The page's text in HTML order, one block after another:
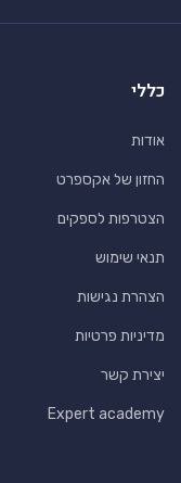
כללי
אודות
החזון של אקספרט
הצטרפות לספקים
תנאי שימוש
הצהרת נגישות
מדיניות פרטיות
יצירת קשר
Expert academy